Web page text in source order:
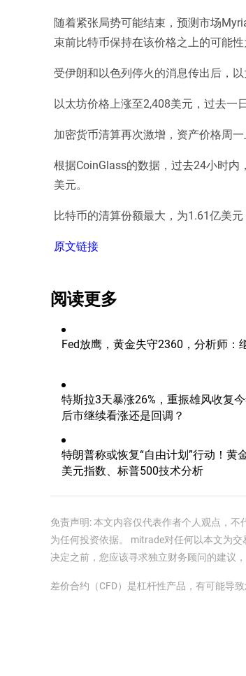
随着紧张局势可能结束，预测市场
束前比特币保持在该价格之上的可能性
受伊朗和以色列停火的消息传出后，
以太坊价格上涨至2,408美元，过去一
加密货币清算再次激增，资产价格周
根据CoinGlass的数据，过去24小时
美元。
比特币的清算份额最大，为1.61亿美
原文链接
阅读更多
Fed放鹰，黄金失守2360，分析师：
特斯拉3天暴涨26%，重振雄风收复今
后市继续看涨还是回调？
特朗普称或恢复“自由计划”行动！黄
美元指数、标普500技术分析
免责声明: 本文内容仅代表作者个人观点，
为任何投资依据。 mitrade对任何以本文为
决定之前，您应该寻求独立财务顾问的建议，
差价合约（CFD）是杠杆性产品，有可能导